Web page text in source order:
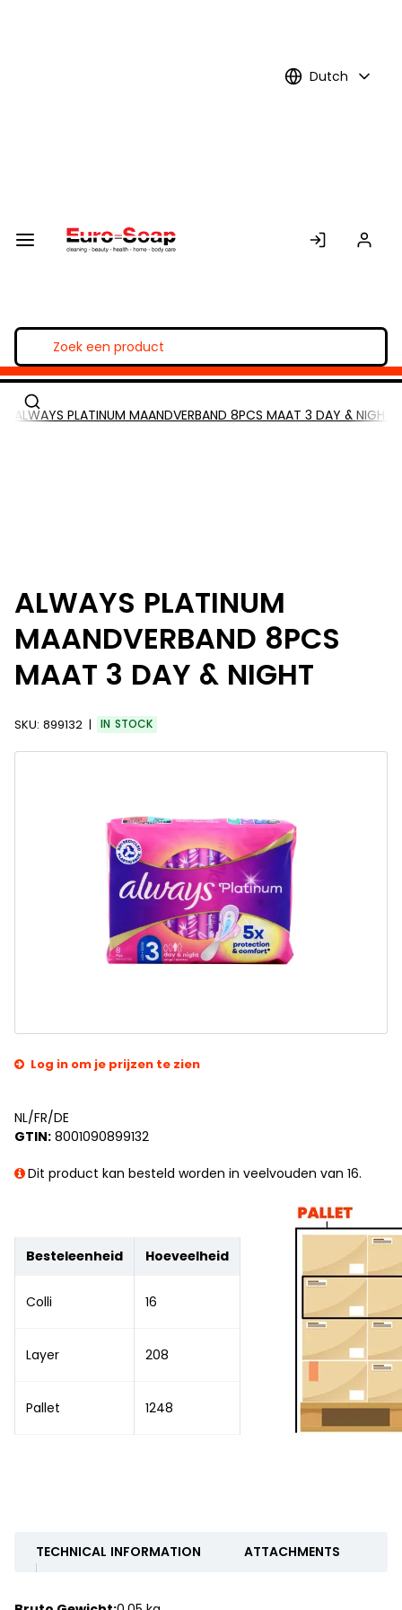
Dutch
ALWAYS PLATINUM MAANDVERBAND 8PCS MAAT 3 DAY & NIGHT
ALWAYS PLATINUM
MAANDVERBAND 8PCS
MAAT 3 DAY & NIGHT
SKU: 899132 IN STOCK
Log in om je prijzen te zien
NL/FR/DE
GTIN: 8001090899132
Dit product kan besteld worden in veelvouden van 16.
Besteleenheid Hoeveelheid
Colli 16
Layer 208
Pallet 1248
TECHNICAL INFORMATION ATTACHMENTS